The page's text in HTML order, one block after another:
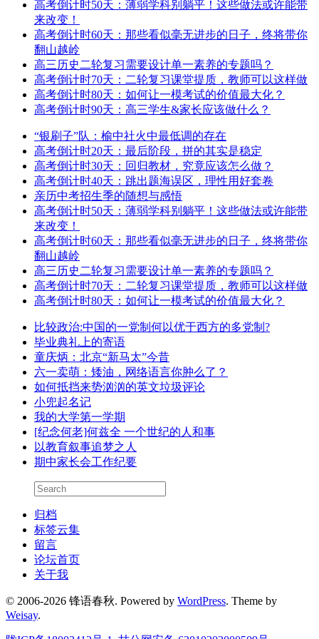
高考倒计时50天：薄弱学科别躺平！这些做法或许能带
来改变！
高考倒计时60天：那些看似毫无进步的日子，终将带你
翻山越岭
高三历史二轮复习需要设计单一素养的专题吗？
高考倒计时70天：二轮复习课堂提质，教师可以这样做
高考倒计时80天：如何让一模考试的价值最大化？
高考倒计时90天：高三学生&家长应该做什么？
“银刷子”队：榆中社火中最低调的存在
高考倒计时20天：最后阶段，拼的其实是稳定
高考倒计时30天：回归教材，究竟应该怎么做？
高考倒计时40天：跳出题海误区，理性用好套卷
亲历中考招生季的随想与感悟
高考倒计时50天：薄弱学科别躺平！这些做法或许能带
来改变！
高考倒计时60天：那些看似毫无进步的日子，终将带你
翻山越岭
高三历史二轮复习需要设计单一素养的专题吗？
高考倒计时70天：二轮复习课堂提质，教师可以这样做
高考倒计时80天：如何让一模考试的价值最大化？
比较政治:中国的一党制何以优于西方的多党制?
毕业典礼上的寄语
童庆炳：北京“新马太”今昔
六一卖萌：矮油，网络语言你肿么了？
如何抵挡来势汹汹的英文垃圾评论
小兜起名记
我的大学第一学期
[纪念何老]何兹全 一个世纪的人和事
以教育叙事追梦之人
期中家长会工作纪要
归档
标签云集
留言
论坛首页
关于我
© 2006-2026 锋语春秋. Powered by WordPress. Theme by
Weisay.